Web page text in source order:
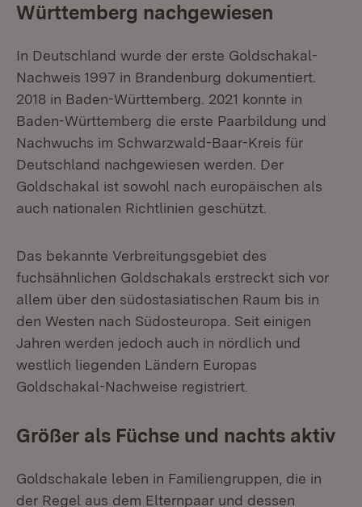
Württemberg nachgewiesen
In Deutschland wurde der erste Goldschakal-
Nachweis 1997 in Brandenburg dokumentiert.
2018 in Baden-Württemberg. 2021 konnte in
Baden-Württemberg die erste Paarbildung und
Nachwuchs im Schwarzwald-Baar-Kreis für
Deutschland nachgewiesen werden. Der
Goldschakal ist sowohl nach europäischen als
auch nationalen Richtlinien geschützt.
Das bekannte Verbreitungsgebiet des
fuchsähnlichen Goldschakals erstreckt sich vor
allem über den südostasiatischen Raum bis in
den Westen nach Südosteuropa. Seit einigen
Jahren werden jedoch auch in nördlich und
westlich liegenden Ländern Europas
Goldschakal-Nachweise registriert.
Größer als Füchse und nachts aktiv
Goldschakale leben in Familiengruppen, die in
der Regel aus dem Elternpaar und dessen